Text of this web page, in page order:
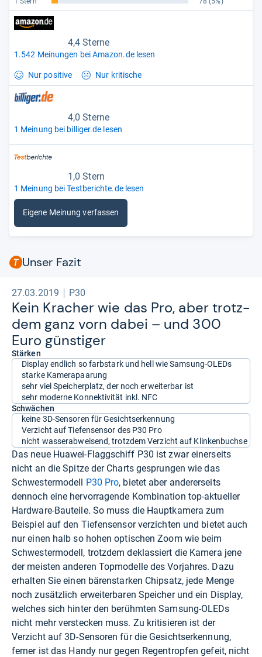
4,4 Sterne
1.542 Meinungen bei Amazon.de lesen
Nur positive Nur kritische
4,0 Sterne
1 Meinung bei billiger.de lesen
1,0 Stern
1 Meinung bei Testberichte.de lesen
Eigene Meinung verfassen
Unser Fazit
27.03.2019 P30
Kein Kra­cher wie das Pro, aber trotz­
dem ganz vorn dabei – und 300
Euro güns­ti­ger
Stärken
Display endlich so farbstark und hell wie Samsung-OLEDs
starke Kamerapaarung
sehr viel Speicherplatz, der noch erweiterbar ist
sehr moderne Konnektivität inkl. NFC
Schwächen
keine 3D-Sensoren für Gesichtserkennung
Verzicht auf Tiefensensor des P30 Pro
nicht wasserabweisend, trotzdem Verzicht auf Klinkenbuchse
Das neue Huawei-Flaggschiff P30 ist zwar einerseits
nicht an die Spitze der Charts gesprungen wie das
Schwestermodell P30 Pro, bietet aber andererseits
dennoch eine hervorragende Kombination top-aktueller
Hardware-Bauteile. So muss die Hauptkamera zum
Beispiel auf den Tiefensensor verzichten und bietet auch
nur einen halb so hohen optischen Zoom wie beim
Schwestermodell, trotzdem deklassiert die Kamera jene
der meisten anderen Topmodelle des Vorjahres. Dazu
erhalten Sie einen bärenstarken Chipsatz, jede Menge
noch zusätzlich erweiterbaren Speicher und ein Display,
welches sich hinter den berühmten Samsung-OLEDs
nicht mehr verstecken muss. Zu kritisieren ist der
Verzicht auf 3D-Sensoren für die Gesichtserkennung,
ferner ist das Handy nur gegen Regentropfen gefeit, nicht